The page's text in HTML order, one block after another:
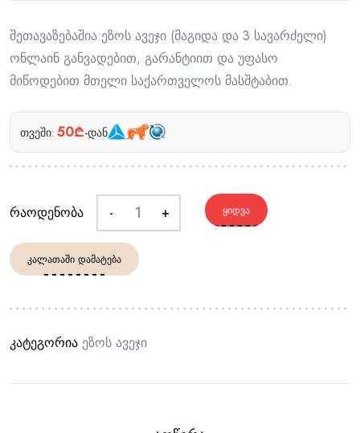
შეთავაზებაშია:ეზოს ავეჯი (მაგიდა და 3 სავარძელი)
ონლაინ განვადებით, გარანტიით და უფასო
მიწოდებით მთელი საქართველოს მასშტაბით.
თვეში: 50₾-დან
რაოდენობა - + ᲧᲘᲓᲕᲐ
ᲙᲐᲚᲐᲗᲐᲨᲘ ᲓᲐᲛᲐᲢᲔᲑᲐ
კატეგორია Ეზოს Ავეჯი